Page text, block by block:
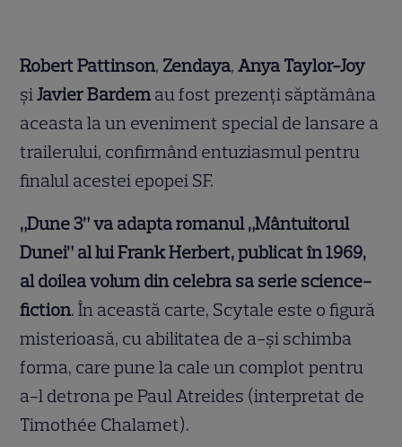
Robert Pattinson, Zendaya,Anya Taylor-Joy
șiJavier Bardem au fost prezenți săptămâna
aceasta la un eveniment special de lansare a
trailerului, confirmând entuziasmul pentru
finalul acestei epopei SF.
„Dune 3” va adapta romanul „Mântuitorul
Dunei” al lui Frank Herbert, publicat în 1969,
al doilea volum din celebra sa serie science-
fiction. În această carte, Scytale este o figură
misterioasă, cu abilitatea de a-și schimba
forma, care pune la cale un complot pentru
a-l detrona pe Paul Atreides (interpretat de
Timothée Chalamet).